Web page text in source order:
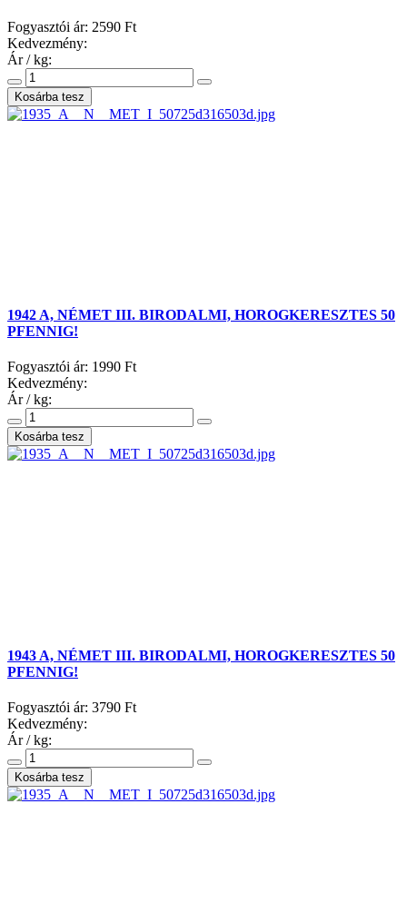
Fogyasztói ár: 2590 Ft
Kedvezmény:
Ár / kg:
1942 A, NÉMET III. BIRODALMI, HOROGKERESZTES 50
PFENNIG!
Fogyasztói ár: 1990 Ft
Kedvezmény:
Ár / kg:
1943 A, NÉMET III. BIRODALMI, HOROGKERESZTES 50
PFENNIG!
Fogyasztói ár: 3790 Ft
Kedvezmény:
Ár / kg: